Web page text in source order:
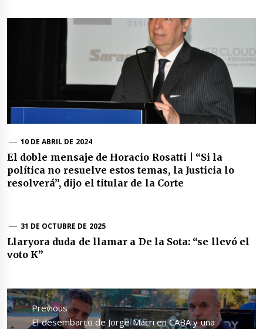
10 DE ABRIL DE 2024
El doble mensaje de Horacio Rosatti | “Si la
política no resuelve estos temas, la Justicia lo
resolverá”, dijo el titular de la Corte
31 DE OCTUBRE DE 2025
Llaryora duda de llamar a De la Sota: “se llevó el
voto K”
Navegación
de
entradas
Previous
Previous
El desembarco de Jorge Macri en CABA y una